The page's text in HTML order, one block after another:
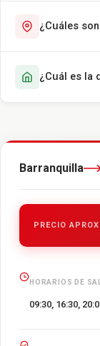
¿Cuáles
¿Cuál es la
Barranquilla
PRECIO
HORARIOS DE
09:30, 16:30,